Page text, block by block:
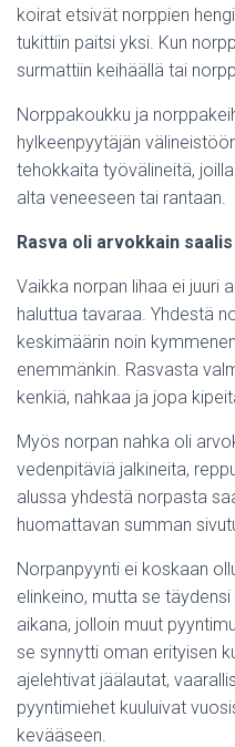
koirat etsivät norppien
tukittiin paitsi yksi. Kun
surmattiin keihäällä tai
Norppakoukku ja
hylkeenpyytäjän
tehokkaita työvälineitä,
alta veneeseen tai rantaan.
Rasva oli arvokkain saalis
Vaikka norpan lihaa ei juuri
haluttua tavaraa. Yhdestä
keskimäärin noin
enemmänkin. Rasvasta
kenkiä, nahkaa ja jopa
Myös norpan nahka oli
vedenpitäviä jalkineita,
alussa yhdestä norpasta
huomattavan summan
Norpanpyynti ei koskaan
elinkeino, mutta se
aikana, jolloin muut
se synnytti oman erityisen
ajelehtivat jäälautat,
pyyntimiehet kuuluivat
kevääseen.